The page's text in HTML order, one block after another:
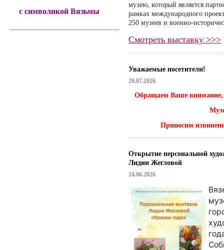
музею, который является
рамках международного
250 музеев и военно-
Смотреть выставку >>>
Уважаемые посетители!
29.07.2026
Обращаем Ваше внимание,
Приносим
Открытие персональной
Лидии Жегловой
24.06.2026
с символикой Вязьмы